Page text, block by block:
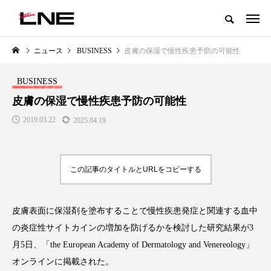
グローバルビューティ＆ヘルスケアビジネス誌
BUSINESS
GWI調査から読み解く2030年の
都市型スパ――身近なウェルネス
2026.08.06
PREMIUM
青山メディカルクリニック｜本
玲 院長：内科と循環器専門医の
医療の新たな価値
2026.04.28
ニュース BUSINESS 皮膚の保湿で慢性疾患予防の可能性
BUSINESS
皮膚の保湿で慢性疾患予防の可能性
2019.03.22 2025.04.19
この記事のタイトルとURLをコピーする
皮膚表面に保湿剤を塗布することで慢性疾患発症と関連する血中
の炎症性サイトカインの増加を防げるかを検討した研究結果が3
月 5 日、「 the European Academy of Dermatology and Venereology 」
オンラインに掲載された。